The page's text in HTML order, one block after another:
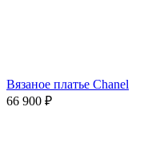
Вязаное платье Chanel
66 900 ₽